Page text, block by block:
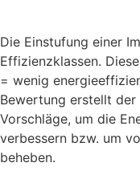
Die Einstufung einer
Effizienzklassen.
= wenig
Bewertung erstellt
Vorschläge, um die
verbessern bzw. um
beheben.